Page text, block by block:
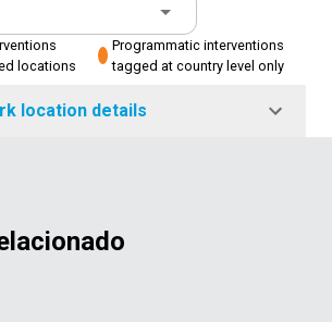
locations
Programmatic interventions
tagged at country level only
location details